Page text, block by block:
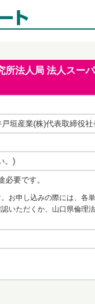
法人局 法人スー
垣産業(株)代表取締役社
。)
要です。
お申し込みの際には、各
いただくか、山口県倫理